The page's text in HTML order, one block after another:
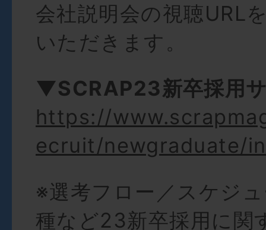
会社説明会の視聴URL
いただきます。
▼SCRAP23新卒採用
https://
ecruit/newgraduate/
※選考フロー／スケジ
種など23新卒採用に関